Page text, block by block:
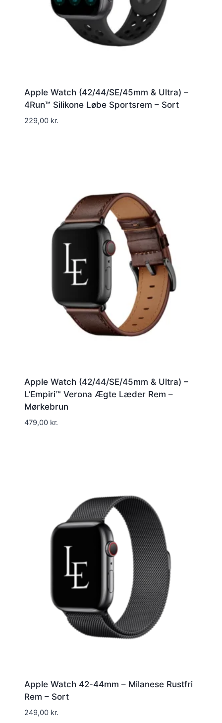
Apple Watch (42/44/SE/45mm & Ultra) –
4Run™ Silikone Løbe Sportsrem – Sort
229,00 kr.
Apple Watch (42/44/SE/45mm & Ultra) –
L’Empiri™ Verona Ægte Læder Rem –
Mørkebrun
479,00 kr.
Apple Watch 42-44mm – Milanese Rustfri
Rem – Sort
249,00 kr.